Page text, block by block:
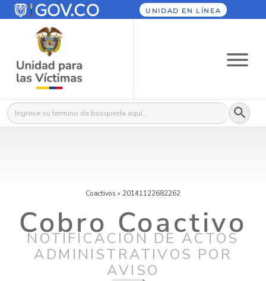
UNIDAD EN LÍNEA
Buscar: Botón
Coactivos » 20141122682262
Cobro Coactivo
NOTIFICACIÓN DE ACTOS
ADMINISTRATIVOS POR
AVISO